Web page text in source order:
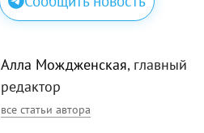
Алла Мождженская, главный
редактор
все статьи автора